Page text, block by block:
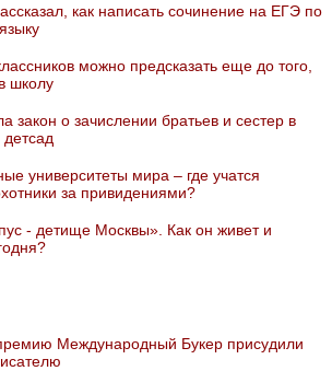
как написать сочинение на ЕГЭ по
можно предсказать еще до того,
школу
закон о зачислении братьев и сестер в
университеты мира – где учатся
за привидениями?
- детище Москвы». Как он живет и
Международный Букер присудили